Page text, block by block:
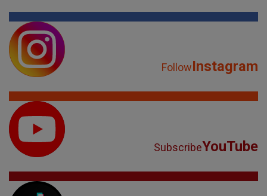
FollowInstagram
SubscribeYouTube